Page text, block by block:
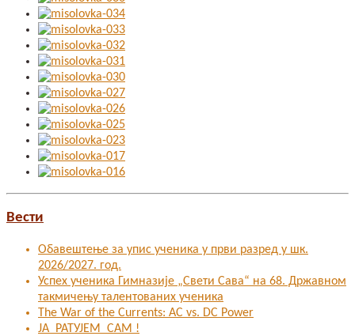
Вести
Обавештење за упис ученика у први разред у шк.
2026/2027. год.
Успех ученика Гимназије „Свети Сава“ на 68. Државном
такмичењу талентованих ученика
The War of the Currents: AC vs. DC Power
ЈА РАТУЈЕМ САМ !